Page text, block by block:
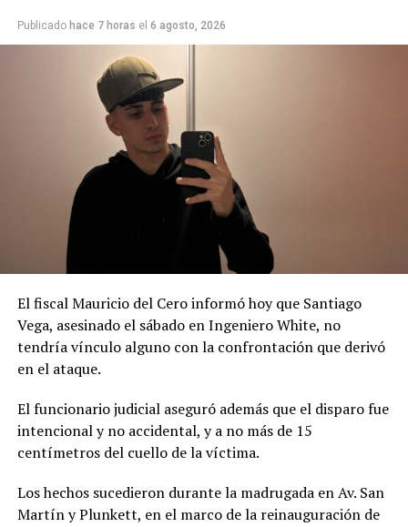
La entrada para el sábado tiene un costo de $ 11 mil y
para el domingo, $ 22 mil. Y sacando para los dos días, $
Se consiguen ensierrasuena.com.ar
más información.
Publicado hace 7 horas el 6 agosto, 2026
El fiscal Mauricio del Cero informó hoy que Santiago
Vega, asesinado el sábado en Ingeniero White, no
tendría vínculo alguno con la confrontación que derivó
en el ataque.
El funcionario judicial aseguró además que el disparo fue
intencional y no accidental, y a no más de 15
centímetros del cuello de la víctima.
Los hechos sucedieron durante la madrugada en Av. San
Martín y Plunkett, en el marco de la reinauguración de